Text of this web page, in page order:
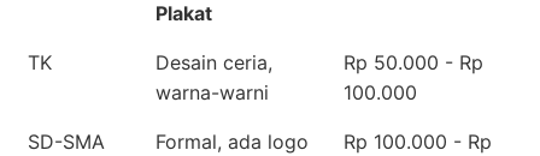
Plakat
TK
Desain ceria,
warna-warni
Rp 50.000 - Rp
100.000
SD-SMA
Formal, ada logo
Rp 100.000 - Rp